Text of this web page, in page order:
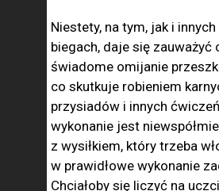
Niestety, na tym, jak i
biegach, daje się zauważyć
świadome omijanie
co skutkuje robieniem
przysiadów i innych
wykonanie jest
z wysiłkiem, który trzeba
w prawidłowe wykonanie
Chciałoby się liczyć na